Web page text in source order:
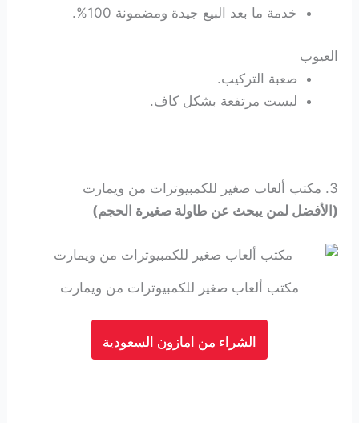
خدمة ما بعد البيع جيدة ومضمونة 100%.
العيوب
صعبة التركيب.
ليست مرتفعة بشكل كاف.
3. مكتب ألعاب صغير للكمبيوترات من ويمارت
(الأفضل لمن يبحث عن طاولة صغيرة الحجم)
مكتب ألعاب صغير للكمبيوترات من ويمارت
الشراء من امازون السعودية